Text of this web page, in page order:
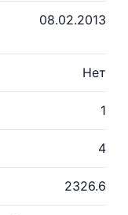
08.02.2013
Нет
1
4
2326.6